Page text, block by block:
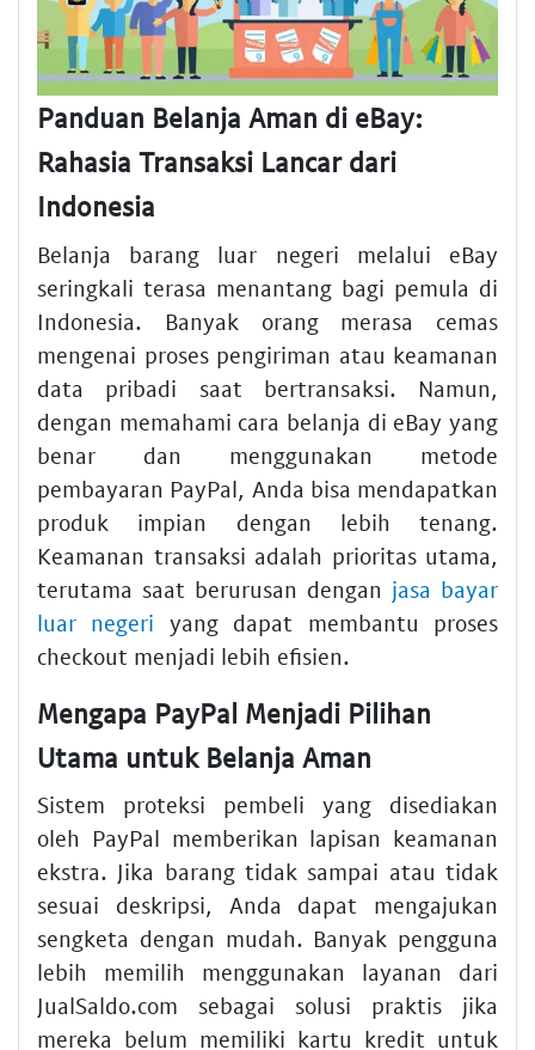
Panduan Belanja Aman di eBay:
Rahasia Transaksi Lancar dari
Indonesia
Belanja barang luar negeri melalui eBay
seringkali terasa menantang bagi pemula di
Indonesia. Banyak orang merasa cemas
mengenai proses pengiriman atau keamanan
data pribadi saat bertransaksi. Namun,
dengan memahami cara belanja di eBay yang
benar dan menggunakan metode
pembayaran PayPal, Anda bisa mendapatkan
produk impian dengan lebih tenang.
Keamanan transaksi adalah prioritas utama,
terutama saat berurusan dengan jasa bayar
luar negeri yang dapat membantu proses
checkout menjadi lebih efisien.
Mengapa PayPal Menjadi Pilihan
Utama untuk Belanja Aman
Sistem proteksi pembeli yang disediakan
oleh PayPal memberikan lapisan keamanan
ekstra. Jika barang tidak sampai atau tidak
sesuai deskripsi, Anda dapat mengajukan
sengketa dengan mudah. Banyak pengguna
lebih memilih menggunakan layanan dari
JualSaldo.com sebagai solusi praktis jika
mereka belum memiliki kartu kredit untuk